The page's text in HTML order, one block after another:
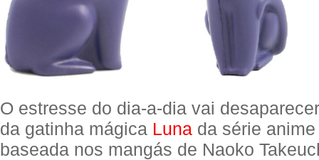
O estresse do dia-a-dia vai
da gatinha mágica Luna da série
baseada nos mangás de Naoko